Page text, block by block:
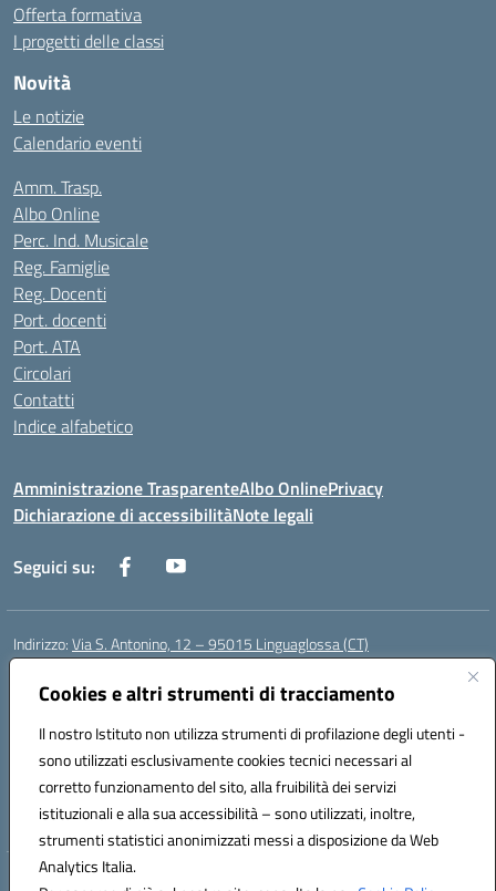
Cookies e altri strumenti di tracciamento
Il nostro Istituto non utilizza strumenti di profilazione degli utenti -
sono utilizzati esclusivamente cookies tecnici necessari al
corretto funzionamento del sito, alla fruibilità dei servizi
istituzionali e alla sua accessibilità – sono utilizzati, inoltre,
strumenti statistici anonimizzati messi a disposizione da Web
Analytics Italia.
Offerta formativa
I progetti delle classi
Novità
Le notizie
Calendario eventi
Amm. Trasp.
Albo Online
Perc. Ind. Musicale
Reg. Famiglie
Reg. Docenti
Port. docenti
Port. ATA
Circolari
Contatti
Indice alfabetico
Amministrazione TrasparenteAlbo OnlinePrivacy
Dichiarazione di accessibilitàNote legali
Seguici su:
Indirizzo:Via S. Antonino, 12 – 95015 Linguaglossa (CT)
Centralino:
Posta elettronica certificata (PEC):ctic83200r@pec.istruzione.it
Codice fiscale: 83002470876
Codice meccanografico:CTIC83200R
Codice Indice delle Pubbliche Amministrazioni (IPA): istsc_CTIC83200R
Codice unico di fatturazione (CUF): UF7TEB
Hosting & Powered by 3D Solution S.r.l.